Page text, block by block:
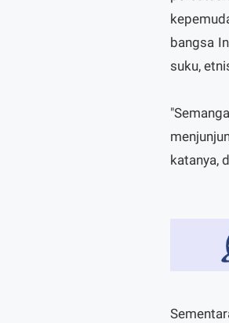
bangsa
suku,
katanya,